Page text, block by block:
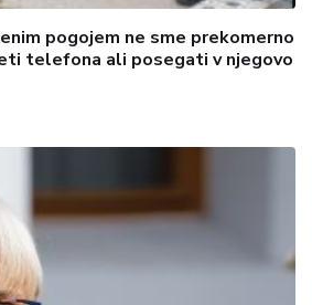
pogojem ne sme prekomerno
telefona ali posegati v njegovo